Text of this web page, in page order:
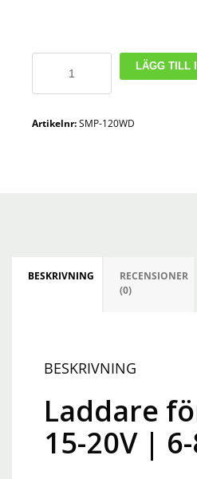
Laptop
20V
LÄGG TILL
Artikelnr:SMP-120WD
BESKRIVNING
RECENSIONER
(0)
BESKRIVNING
Laddare
15-20V |